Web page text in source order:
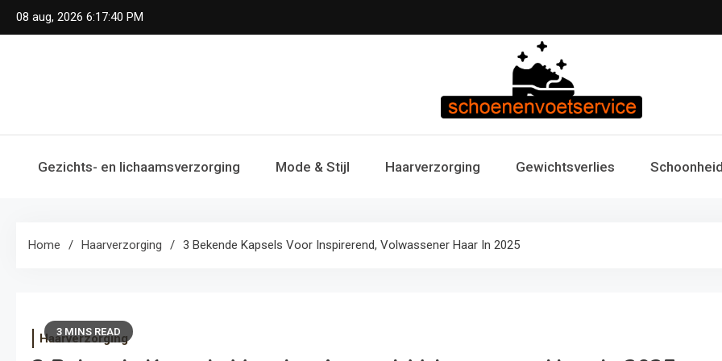
Skip
to
08 aug, 2026 6:17:42 PM
Schoenen &
Gezichts- en lichaamsverzorging Mode & Stijl Haarverzorging Gewichtsverlies
Home Haarverzorging 3 Bekende Kapsels Voor Inspirerend, Volwassener Haar In 2025
3 MINS READ
Haarverzorging